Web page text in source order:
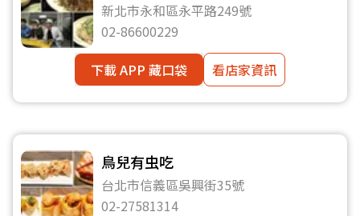
新北市永和區永平路249號
02-86600229
下載 APP 藏口袋
看店家資訊
鳥兒有虫吃
台北市信義區吳興街35號
02-27581314